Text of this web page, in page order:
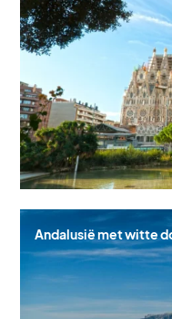
Andalusië met witte